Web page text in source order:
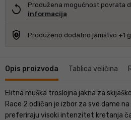
replay Produžena mogućnost povrata
informacija
safety_check Produženo dodatno jamstvo +1
Opis proizvoda Tablica veličina
Elitna muška troslojna jakna za
Race 2 odličan je izbor za sve dame
preferiraju visoki intenzitet kretanja